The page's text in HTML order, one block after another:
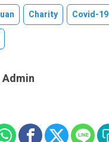
Charity
Covid-19